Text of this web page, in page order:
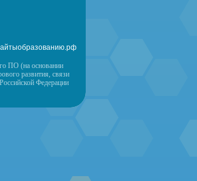
ПО (на основании
развития, связи
Федерации